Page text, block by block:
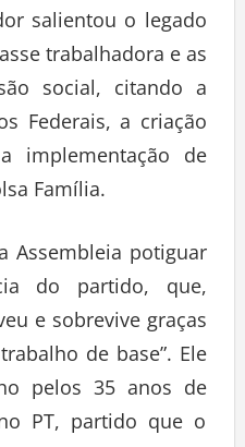
salientou o legado
trabalhadora e as
social, citando a
Federais, a criação
implementação de
Família.
Assembleia potiguar
do partido, que,
e sobrevive graças
de base”. Ele
pelos 35 anos de
PT, partido que o